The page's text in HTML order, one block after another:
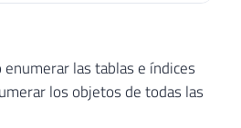
las tablas e índices
los objetos de todas las